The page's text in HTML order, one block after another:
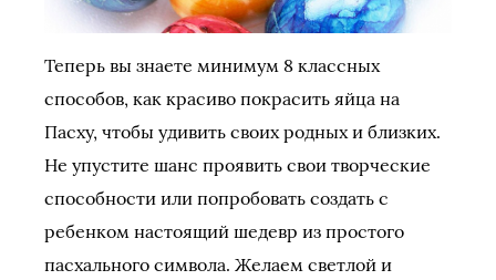
Теперь вы знаете минимум 8 классных
способов, как красиво покрасить яйца на
Пасху, чтобы удивить своих родных и близких.
Не упустите шанс проявить свои творческие
способности или попробовать создать с
ребенком настоящий шедевр из простого
пасхального символа. Желаем светлой и